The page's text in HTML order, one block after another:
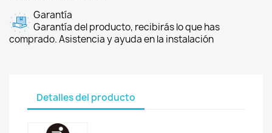
Garantía
Garantía del producto, recibirás lo que has
comprado. Asistencia y ayuda en la instalación
Detalles del producto